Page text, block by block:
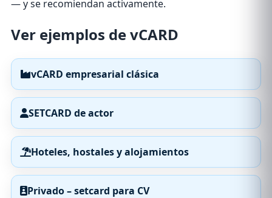
— y se recomiendan activamente.
Ver ejemplos de vCARD
vCARD empresarial clásica
SETCARD de actor
Hoteles, hostales y alojamientos
Privado – setcard para CV